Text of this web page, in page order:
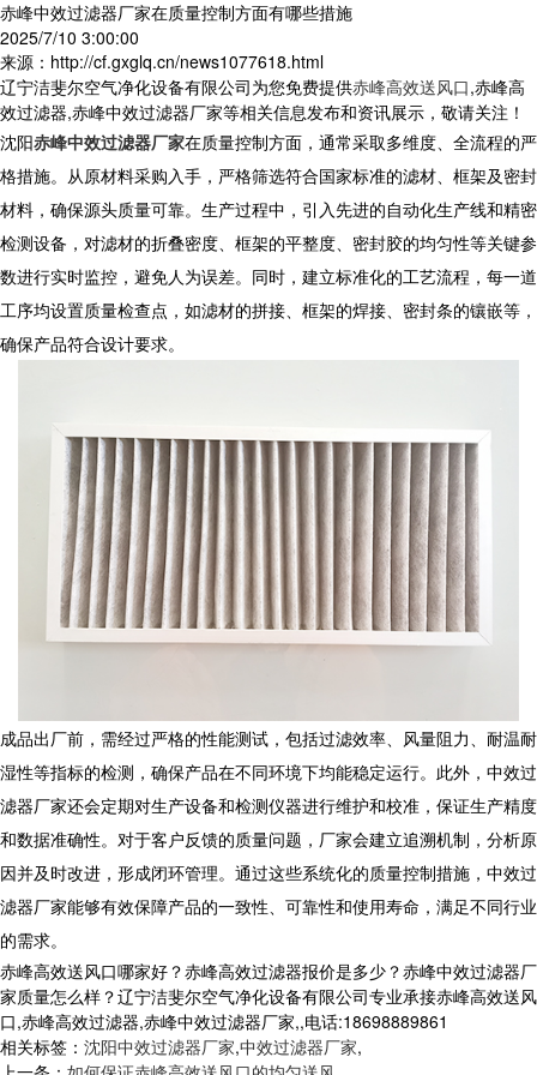
赤峰中效过滤器厂家在质量控制方面有哪些措施
2025/7/10 3:00:00
来源：http://cf.gxglq.cn/news1077618.html
辽宁洁斐尔空气净化设备有限公司为您免费提供赤峰高效送风口,赤峰高
效过滤器,赤峰中效过滤器厂家等相关信息发布和资讯展示，敬请关注！
沈阳赤峰中效过滤器厂家在质量控制方面，通常采取多维度、全流程的严
格措施。从原材料采购入手，严格筛选符合国家标准的滤材、框架及密封
材料，确保源头质量可靠。生产过程中，引入先进的自动化生产线和精密
检测设备，对滤材的折叠密度、框架的平整度、密封胶的均匀性等关键参
数进行实时监控，避免人为误差。同时，建立标准化的工艺流程，每一道
工序均设置质量检查点，如滤材的拼接、框架的焊接、密封条的镶嵌等，
确保产品符合设计要求。
成品出厂前，需经过严格的性能测试，包括过滤效率、风量阻力、耐温耐
湿性等指标的检测，确保产品在不同环境下均能稳定运行。此外， 中效过
滤器厂家还会定期对生产设备和检测仪器进行维护和校准，保证生产精度
和数据准确性。对于客户反馈的质量问题，厂家会建立追溯机制，分析原
因并及时改进，形成闭环管理。通过这些系统化的质量控制措施，中效过
滤器厂家能够有效保障产品的一致性、可靠性和使用寿命，满足不同行业
的需求。
赤峰高效送风口哪家好？赤峰高效过滤器报价是多少？赤峰中效过滤器厂
家质量怎么样？辽宁洁斐尔空气净化设备有限公司专业承接赤峰高效送风
口,赤峰高效过滤器,赤峰中效过滤器厂家,,电话:18698889861
相关标签： 沈阳中效过滤器厂家,中效过滤器厂家,